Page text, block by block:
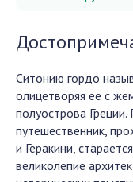
Ситонию гордо
олицетворяя ее с
полуострова
путешественник,
и Геракини,
великолепие